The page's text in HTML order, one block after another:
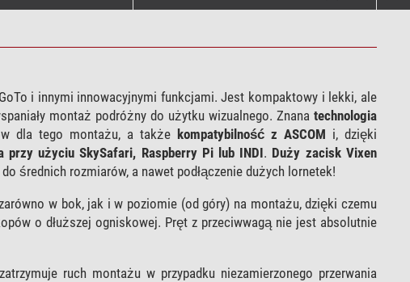
i innymi innowacyjnymi funkcjami. Jest kompaktowy i lekki, ale
montaż podróżny do użytku wizualnego. Znana technologia
dla tego montażu, a także kompatybilność z ASCOM i, dzięki
przy użyciu SkySafari, Raspberry Pi lub INDI. Duży zacisk Vixen
średnich rozmiarów, a nawet podłączenie dużych lornetek!
w bok, jak i w poziomie (od góry) na montażu, dzięki czemu
o dłuższej ogniskowej. Pręt z przeciwwagą nie jest absolutnie
ruch montażu w przypadku niezamierzonego przerwania